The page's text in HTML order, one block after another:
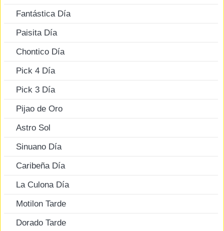
Fantástica Día
Paisita Día
Chontico Día
Pick 4 Día
Pick 3 Día
Pijao de Oro
Astro Sol
Sinuano Día
Caribeña Día
La Culona Día
Motilon Tarde
Dorado Tarde